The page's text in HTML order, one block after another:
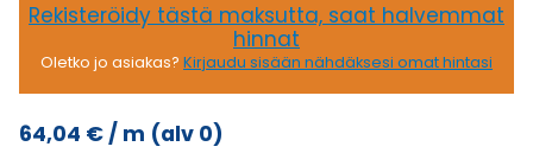
Rekisteröidy tästä maksutta, saat halvemmat
hinnat
Oletko jo asiakas? Kirjaudu sisään nähdäksesi omat hintasi
64,04 €/ m (alv 0)